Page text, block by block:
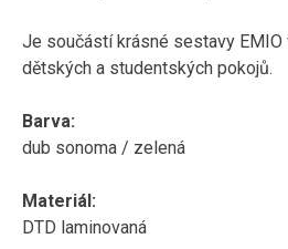
Je součástí krásné sestavy EMIO
dětských a studentských pokojů.
Barva:
dub sonoma / zelená
Materiál:
DTD laminovaná